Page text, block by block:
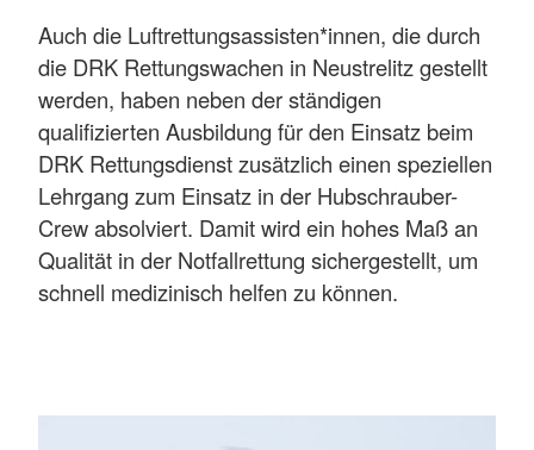
Auch die Luftrettungsassisten*innen, die durch
die DRK Rettungswachen in Neustrelitz gestellt
werden, haben neben der ständigen
qualifizierten Ausbildung für den Einsatz beim
DRK Rettungsdienst zusätzlich einen speziellen
Lehrgang zum Einsatz in der Hubschrauber-
Crew absolviert. Damit wird ein hohes Maß an
Qualität in der Notfallrettung sichergestellt, um
schnell medizinisch helfen zu können.